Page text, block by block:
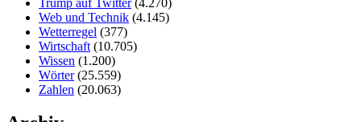
Web und Technik (4.145)
Wetterregel (377)
Wirtschaft (10.705)
Wissen (1.200)
Wörter(25.559)
Zahlen (20.063)